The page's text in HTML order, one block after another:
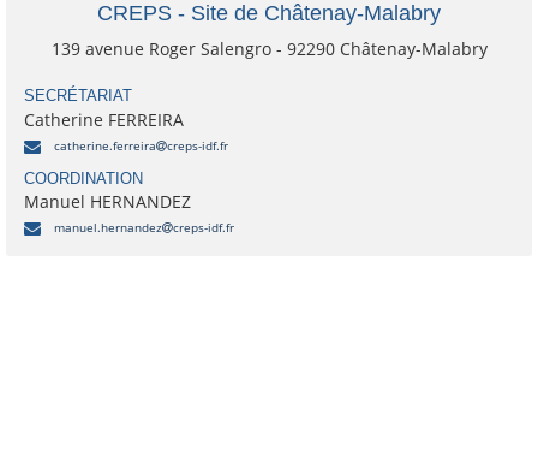
CREPS - Site de Châtenay-Malabry
139 avenue Roger Salengro - 92290 Châtenay-Malabry
SECRÉTARIAT
Catherine FERREIRA
catherine.ferreira creps-idf.fr
COORDINATION
Manuel HERNANDEZ
manuel.hernandez creps-idf.fr